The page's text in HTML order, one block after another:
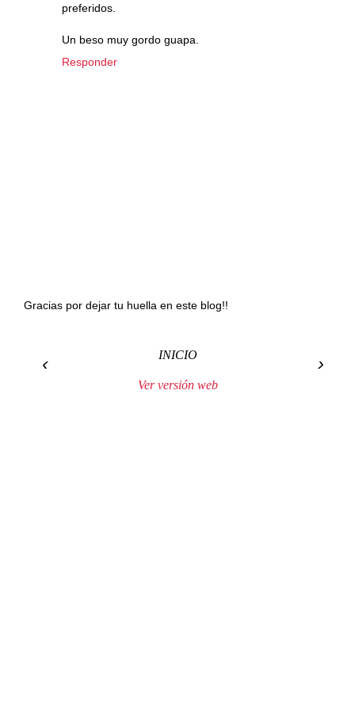
preferidos.
Un beso muy gordo guapa.
Responder
Gracias por dejar tu huella en este blog!!
‹ ›
INICIO
Ver versión web